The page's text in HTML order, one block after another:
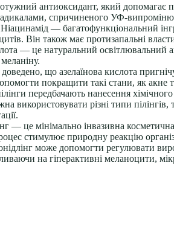
антиоксидант, який допомагає
спричиненого УФ-
Ніацинамід — багатофункціональний
Він також має протизапальні
— це натуральний освітлювальний
що азелаїнова кислота
покращити такі стани, як акне
передбачають нанесення
використовувати різні типи
— це мінімально інвазивна
стимулює природну реакцію
може допомогти регулювати
на гіперактивні меланоцити,